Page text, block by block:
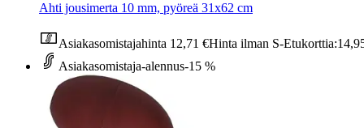
Ahti jousimerta 10 mm, pyöreä 31x62 cm
Asiakasomistajahinta 12,71 €Hinta ilman S-Etukorttia:
Asiakasomistaja-alennus-15 %